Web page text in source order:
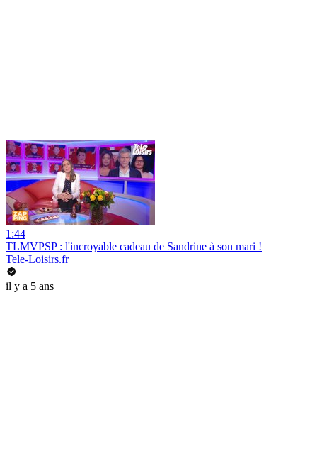
1:44
TLMVPSP : l'incroyable cadeau de Sandrine à son mari !
Tele-Loisirs.fr
il y a 5 ans